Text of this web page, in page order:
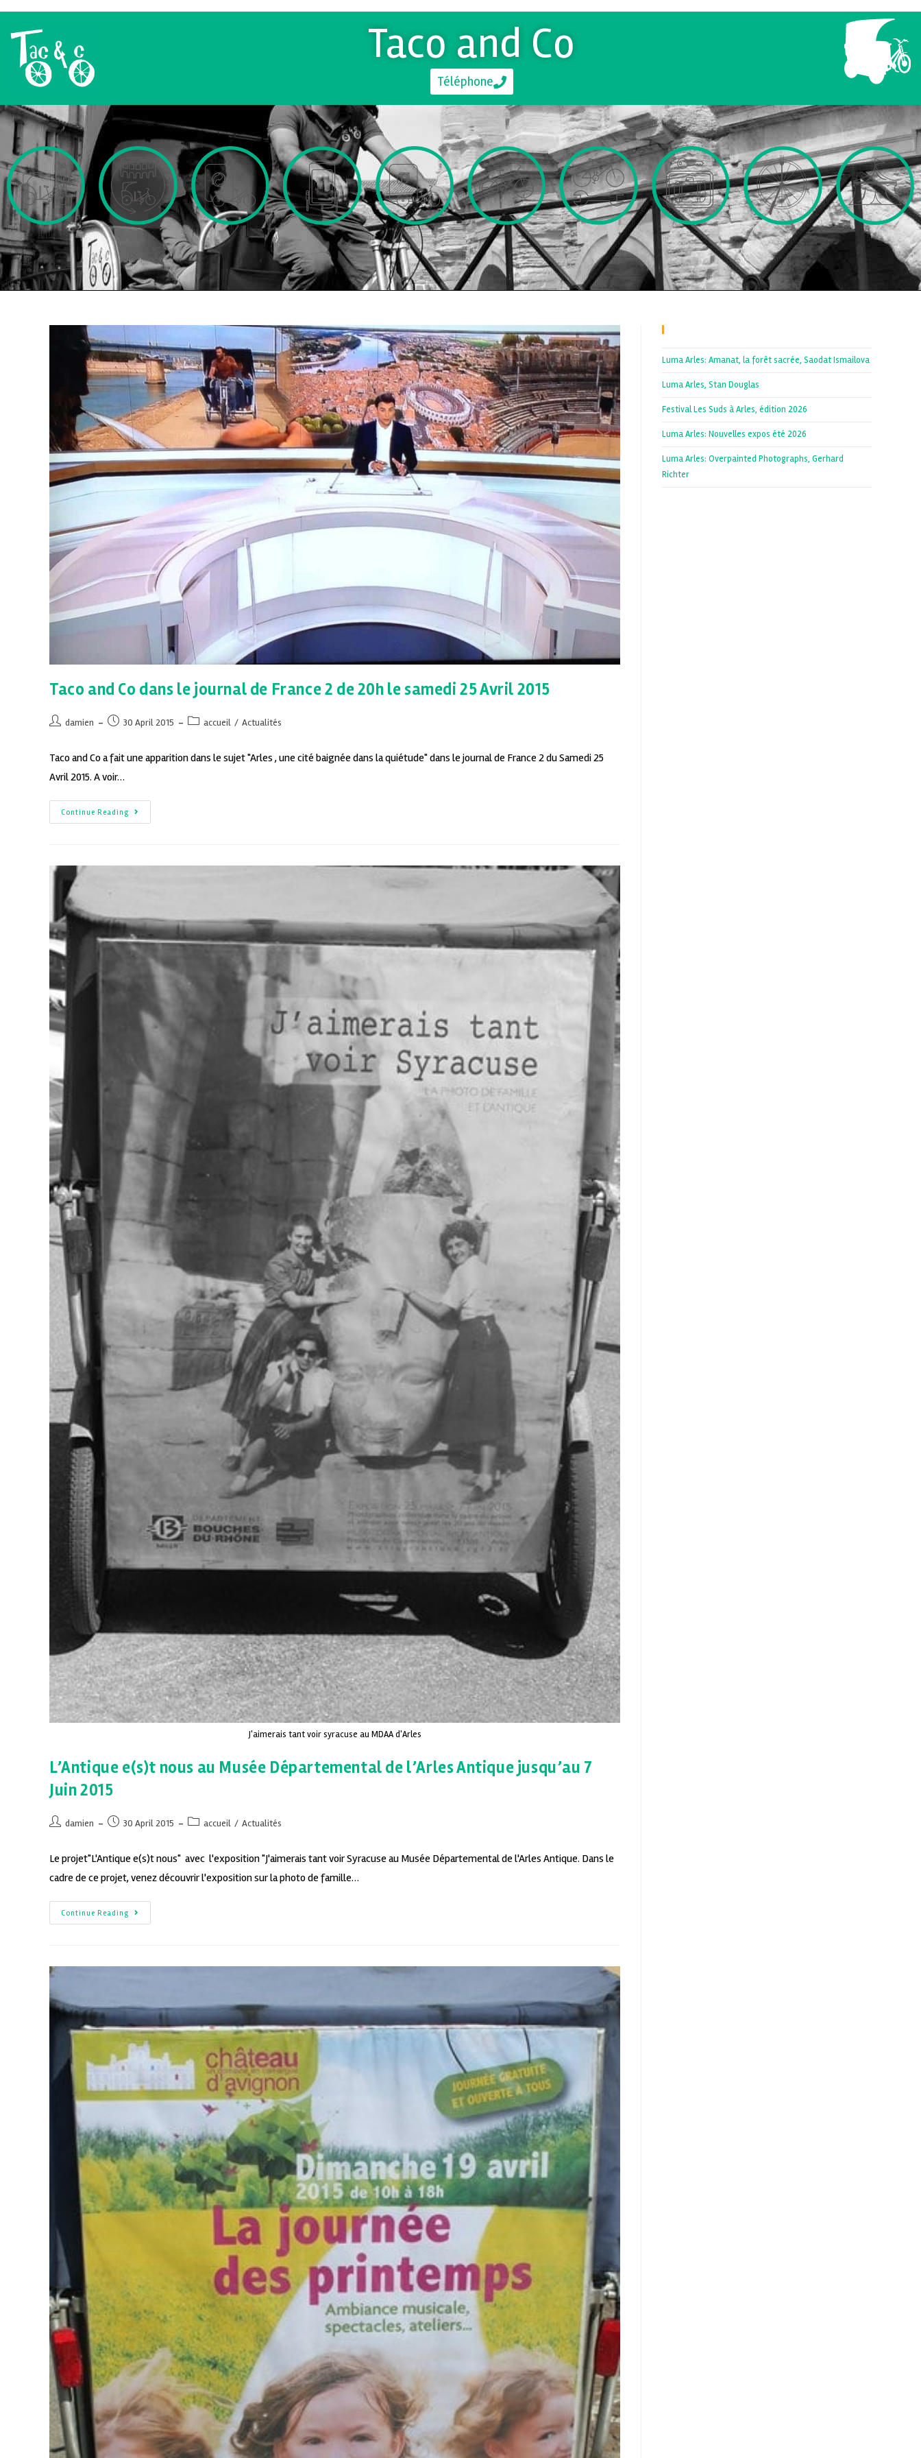
Taco and Co
Téléphone
Taco and Co dans le journal de France 2 de 20h le samedi 25 Avril 2015
damien 30 April 2015 accueil / Actualités
Taco and Co a fait une apparition dans le sujet "Arles , une cité baignée dans la quiétude" dans le journal de France 2 du Samedi 25
Avril 2015. A voir…
Continue Reading
J'aimerais tant voir syracuse au MDAA d'Arles
L’Antique e(s)t nous au Musée Départemental de l’Arles Antique jusqu’au 7
Juin 2015
damien 30 April 2015 accueil / Actualités
Le projet"L'Antique e(s)t nous" avec l'exposition "J'aimerais tant voir Syracuse au Musée Départemental de l'Arles Antique. Dans le
cadre de ce projet, venez découvrir l'exposition sur la photo de famille…
Continue Reading
Luma Arles: Amanat, la forêt sacrée, Saodat Ismailova
Luma Arles, Stan Douglas
Festival Les Suds à Arles, édition 2026
Luma Arles: Nouvelles expos été 2026
Luma Arles: Overpainted Photographs, Gerhard
Richter